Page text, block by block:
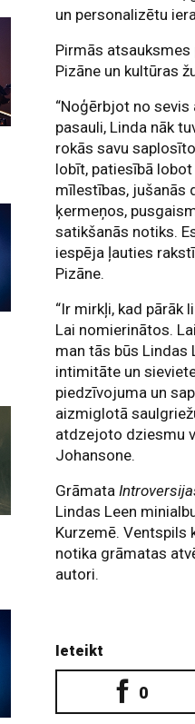
un personalizētu
Pirmās
Pizāne un kultūras
“Noģērbjot no
pasauli, Linda nāk
rokās savu
lobīt, patiesībā
mīlestības, jušanās
ķermeņos,
satikšanās notiks.
iespēja ļauties
Pizāne.
“Ir mirkļi, kad pārāk
Lai nomierinātos.
man tās būs Lindas
intimitāte un
piedzīvojuma un
aizmiglotā
atdzejoto dziesmu
Johansone.
Grāmata
Lindas Leen
Kurzemē.
notika grāmatas
autori.
Ieteikt
0